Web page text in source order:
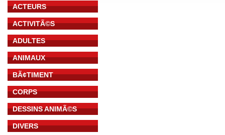
ACTEURS
ACTIVITÃ©S
ADULTES
ANIMAUX
BÃ¢TIMENT
CORPS
DESSINS ANIMÃ©S
DIVERS